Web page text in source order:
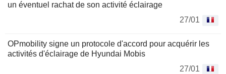
un éventuel rachat de son activité éclairage
27/01
OPmobility signe un protocole d'accord pour acquérir les
activités d'éclairage de Hyundai Mobis
27/01